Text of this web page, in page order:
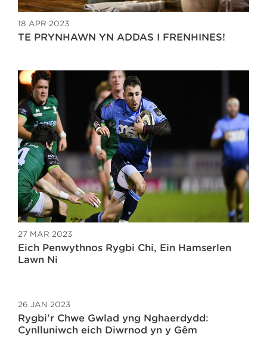
18 APR 2023
TE PRYNHAWN YN ADDAS I FRENHINES!
27 MAR 2023
Eich Penwythnos Rygbi Chi, Ein Hamserlen
Lawn Ni
26 JAN 2023
Rygbi'r Chwe Gwlad yng Nghaerdydd:
Cynlluniwch eich Diwrnod yn y Gêm